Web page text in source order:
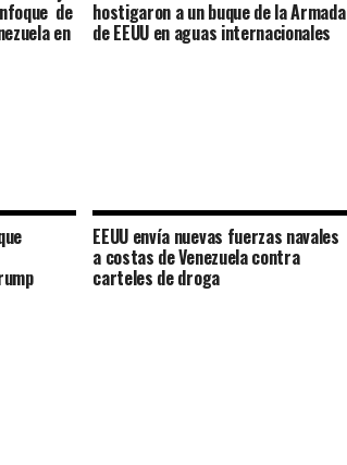
de
en
hostigaron a un buque de la Armada
de EEUU en aguas internacionales
EEUU envía nuevas fuerzas navales
a costas de Venezuela contra
carteles de droga